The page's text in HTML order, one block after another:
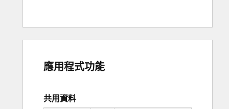
應用程式功能
共用資料